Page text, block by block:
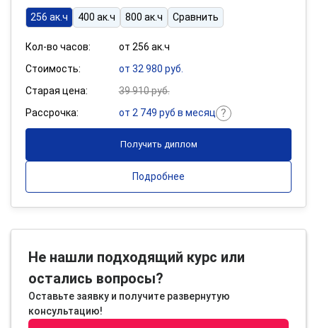
256 ак.ч 400 ак.ч 800 ак.ч Сравнить
Кол-во часов:
от 256 ак.ч
Стоимость:
от 32 980 руб.
Старая цена:
39 910 руб.
Рассрочка:
от 2 749 руб в месяц
Получить диплом
Подробнее
Не нашли подходящий курс или
остались вопросы?
Оставьте заявку и получите развернутую
консультацию!